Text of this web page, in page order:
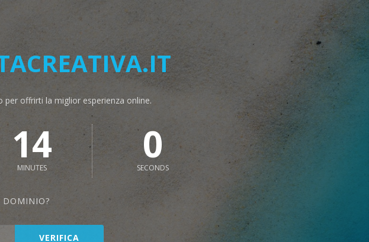
offrirti la miglior esperienza online.
13
MINUTES 59
SECONDS
DOMINIO?